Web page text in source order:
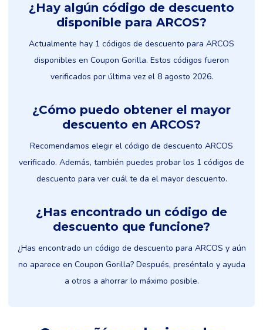
¿Hay algún código de descuento
disponible para ARCOS?
Actualmente hay 1 códigos de descuento para ARCOS
disponibles en Coupon Gorilla. Estos códigos fueron
verificados por última vez el 8 agosto 2026.
¿Cómo puedo obtener el mayor
descuento en ARCOS?
Recomendamos elegir el código de descuento ARCOS
verificado. Además, también puedes probar los 1 códigos de
descuento para ver cuál te da el mayor descuento.
¿Has encontrado un código de
descuento que funcione?
¿Has encontrado un código de descuento para ARCOS y aún
no aparece en Coupon Gorilla? Después, preséntalo y ayuda
a otros a ahorrar lo máximo posible.